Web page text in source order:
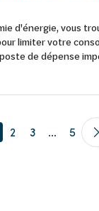
d'énergie, vous
limiter votre
de dépense
2 3 ... 5